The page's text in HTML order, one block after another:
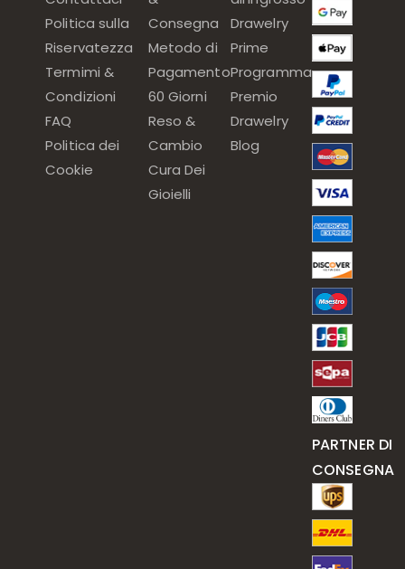
Politica sulla
Riservatezza
Termimi &
Condizioni
FAQ
Politica dei
Cookie
Consegna
Metodo di
Pagamento
60 Giorni
Reso &
Cambio
Cura Dei
Gioielli
Drawelry
Prime
Programma
Premio
Drawelry
Blog
PARTNER DI
CONSEGNA